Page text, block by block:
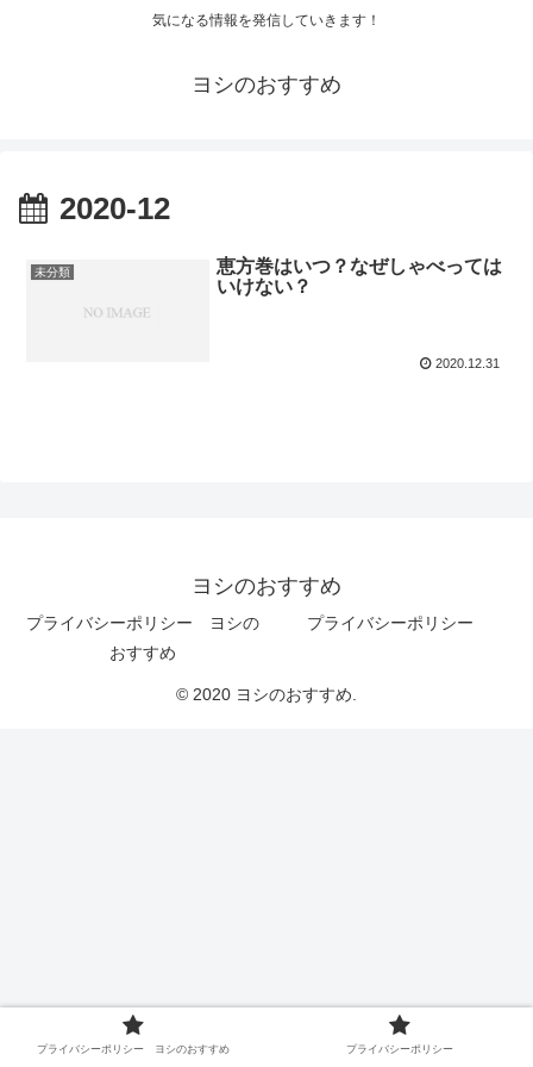
気になる情報を発信していきます！
ヨシのおすすめ
2020-12
未分類
恵方巻はいつ？なぜしゃべっては
いけない？
2020.12.31
ヨシのおすすめ
プライバシーポリシー ヨシの
おすすめ
プライバシーポリシー
© 2020 ヨシのおすすめ.
プライバシーポリシー ヨシのおすすめ プライバシーポリシー